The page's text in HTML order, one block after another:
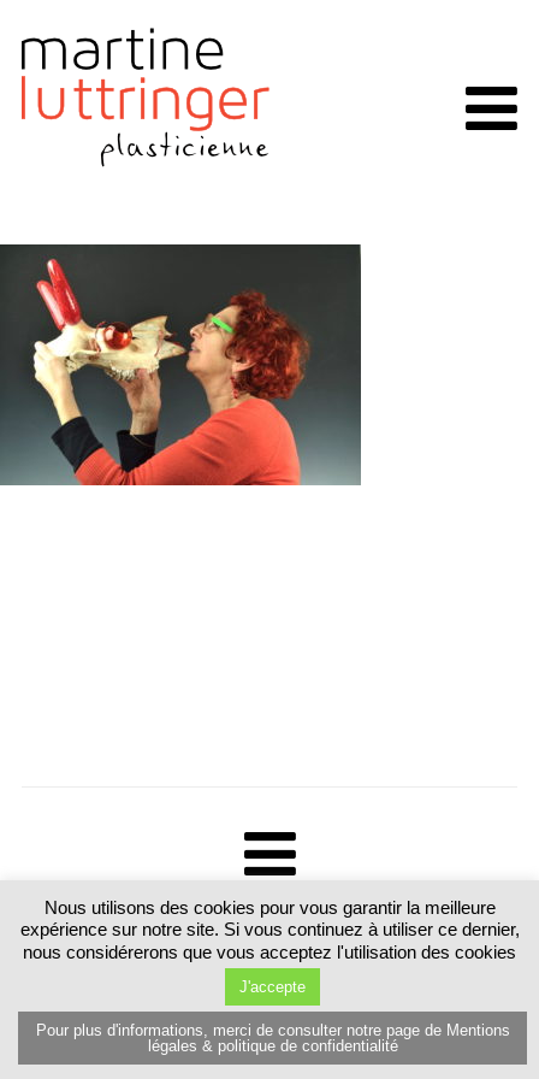
Tous droits réservés. Martine Luttringer 15 route de Sarrebourg 57370
Schalbach. France T.+33 (0)6 89 77 80 81
Nous utilisons des cookies pour vous garantir la meilleure
expérience sur notre site. Si vous continuez à utiliser ce dernier,
nous considérerons que vous acceptez l'utilisation des cookies
J'accepte
Pour plus d'informations, merci de consulter notre page de Mentions
légales & politique de confidentialité